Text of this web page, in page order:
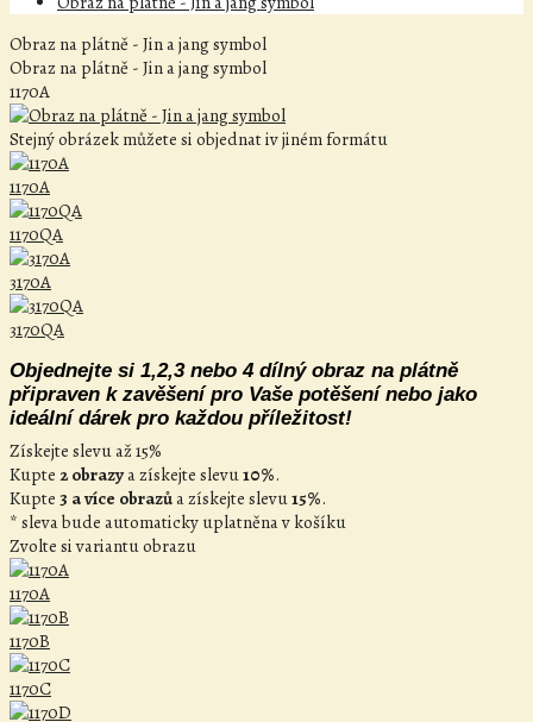
Obraz na plátně - Jin a jang symbol
Obraz na plátně - Jin a jang symbol
1170A
Stejný obrázek můžete si objednat iv jiném formátu
1170A
1170QA
3170A
3170QA
Objednejte si 1,2,3 nebo 4 dílný obraz na plátně
připraven k zavěšení pro Vaše potěšení nebo jako
ideální dárek pro každou příležitost!
Získejte slevu až 15%
Kupte 2 obrazya získejte slevu10%.
Kupte 3 a více obrazůa získejte slevu15%.
* sleva bude automaticky uplatněna v košíku
Zvolte si variantu obrazu
1170A
1170B
1170C